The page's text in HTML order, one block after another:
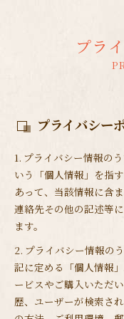
プラ
プライバシー
1. プライバシー情報の
いう「個人情報」を指
あって、当該情報に含
連絡先その他の記述等
ます。
2. プライバシー情報の
記に定める「個人情報
ービスやご購入いただ
歴、ユーザーが検索さ